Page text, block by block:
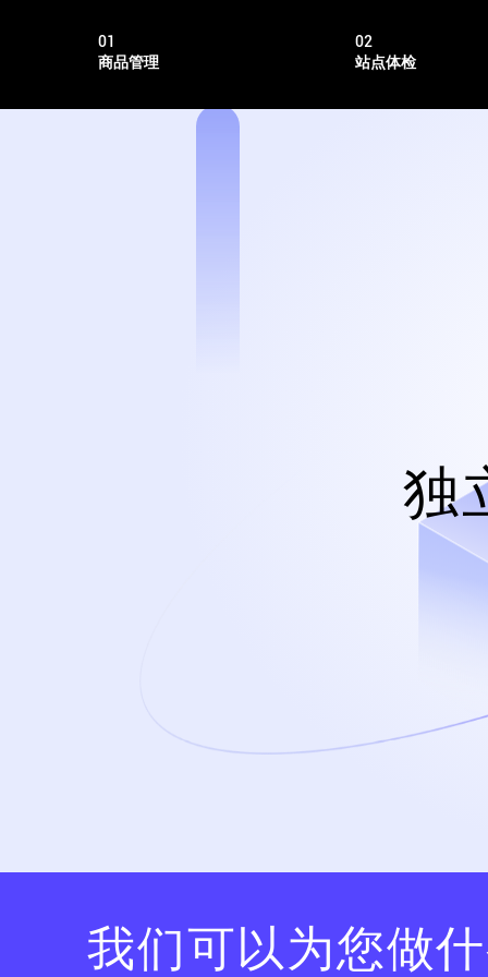
独
我们可以为您做
01
商品管理
02
站点体检